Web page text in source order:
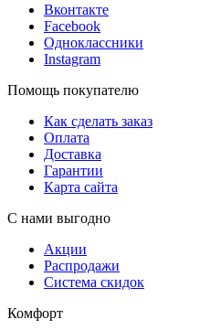
Вконтакте
Facebook
Одноклассники
Instagram
Помощь покупателю
Как сделать заказ
Оплата
Доставка
Гарантии
Карта сайта
С нами выгодно
Акции
Распродажи
Система скидок
Комфорт